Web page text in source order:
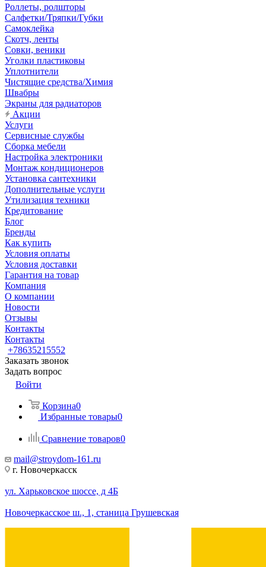
Роллеты, ролшторы
Салфетки/Тряпки/Губки
Самоклейка
Скотч, ленты
Совки, веники
Уголки пластиковы
Уплотнители
Чистящие средства/Химия
Швабры
Экраны для радиаторов
Акции
Услуги
Сервисные службы
Сборка мебели
Настройка электроники
Монтаж кондиционеров
Установка сантехники
Дополнительные услуги
Утилизация техники
Кредитование
Блог
Бренды
Как купить
Условия оплаты
Условия доставки
Гарантия на товар
Компания
О компании
Новости
Отзывы
Контакты
Контакты
+78635215552
Заказать звонок
Задать вопрос
Войти
Корзина0
Избранные товары0
Сравнение товаров0
mail@stroydom-161.ru
г. Новочеркасск
ул. Харьковское шоссе, д 4Б
Новочеркасское ш., 1, станица Грушевская